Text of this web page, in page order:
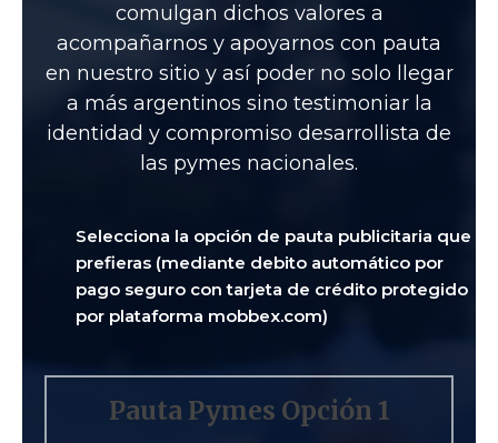
comulgan dichos valores a
acompañarnos y apoyarnos con pauta
en nuestro sitio y así poder no solo llegar
a más argentinos sino testimoniar la
identidad y compromiso desarrollista de
las pymes nacionales.
Selecciona la opción de pauta publicitaria que
prefieras (mediante debito automático por
pago seguro con tarjeta de crédito protegido
por plataforma mobbex.com)
Pauta Pymes Opción 1